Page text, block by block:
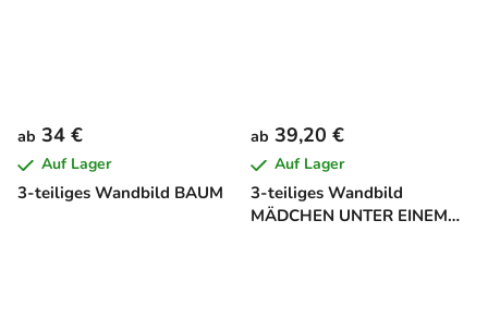
3-teiliges Wandbild BAUM
ab 34 €
Auf Lager
3-teiliges Wandbild
MÄDCHEN UNTER EINEM
ab 39,20 €
Auf Lager